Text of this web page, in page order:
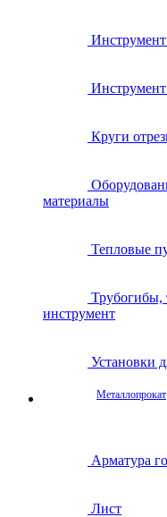
Круги
материалы
Тепловые
Трубогибы,
инструмент
Установки
Металлопрокат
Арматура
Лист